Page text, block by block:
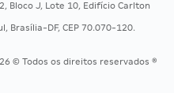
Bloco J, Lote 10, Edifício Carlton
Brasília-DF, CEP 70.070-120.
© Todos os direitos reservados ®